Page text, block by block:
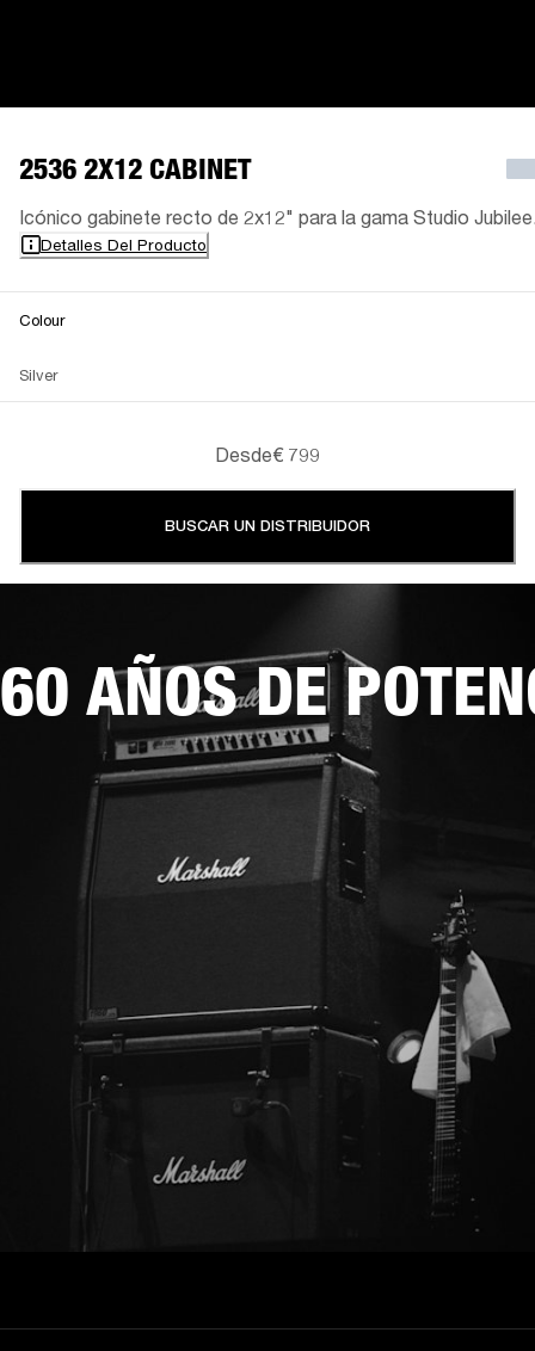
2536 2X12 CABINET
Icónico gabinete recto de 2x12" para la gama Studio
Detalles Del Producto
Colour
Silver
Desde€ 799
BUSCAR UN DISTRIBUIDOR
60 AÑOS DE